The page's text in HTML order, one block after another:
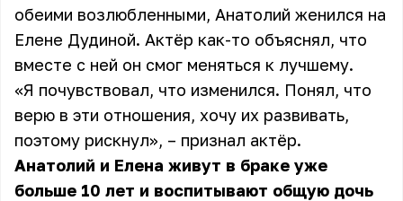
обеими возлюбленными, Анатолий женился на
Елене Дудиной. Актёр как-то объяснял, что
вместе с ней он смог меняться к лучшему.
«Я почувствовал, что изменился. Понял, что
верю в эти отношения, хочу их развивать,
поэтому рискнул», – признал актёр.
Анатолий и Елена живут в браке уже
больше 10 лет и воспитывают общую дочь